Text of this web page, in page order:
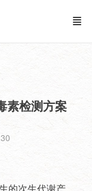
素检测方案